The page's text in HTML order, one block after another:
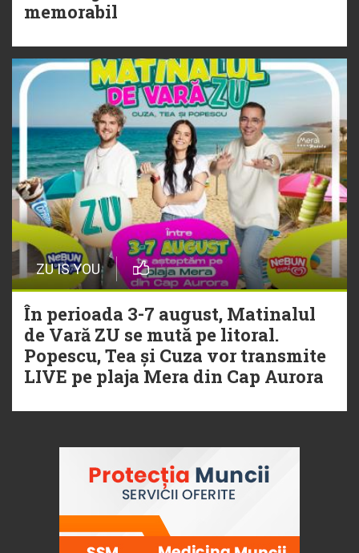
Torpedoul lui Morar: Theo Rose -
memorabil
ZU IS YOU
În perioada 3-7 august, Matinalul
de Vară ZU se mută pe litoral.
Popescu, Tea și Cuza vor transmite
LIVE pe plaja Mera din Cap Aurora